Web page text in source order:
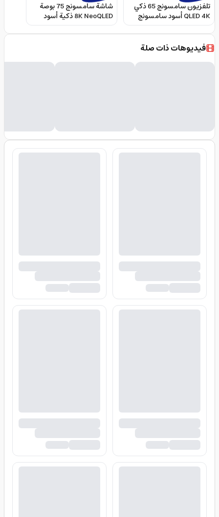
تلفزيون سامسونج 65 ذكي
QLED 4K أسود سامسونج
Samsung 65″ Q8F 4K
QLED Smart Television
2025
شاشة سامسونج 75 بوصة
8K NeoQLED ذكية أسود
سامسونج Samsung 75″
QN900F 8K NeoQLED AI
فيديوهات ذات صلة